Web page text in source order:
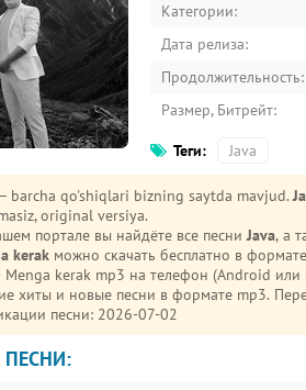
Категории:
Дата релиза:
Продолжительность:
Размер, Битрейт:
Теги: Java
barcha qo'shiqlari bizning saytda mavjud.
original versiya.
портале вы найдёте все песниJava, а
kerak можно скачать бесплатно в формате
Menga kerak mp3 на телефон (Android
хиты и новые песни в формате mp3.
песни: 2026-07-02
ПЕСНИ: